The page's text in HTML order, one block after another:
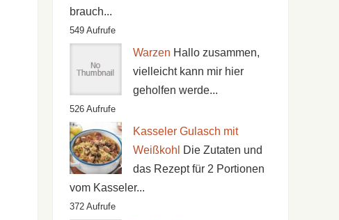
brauch...
549 Aufrufe
Warzen Hallo zusammen,
vielleicht kann mir hier
geholfen werde...
526 Aufrufe
Kasseler Gulasch mit
Weißkohl
Die Zutaten und
das Rezept für 2 Portionen
vom Kasseler...
372 Aufrufe